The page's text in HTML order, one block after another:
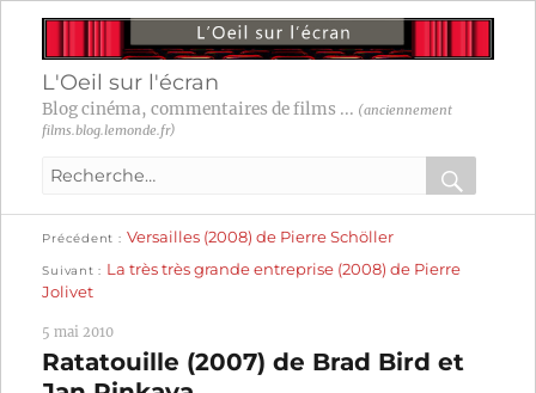
L'Oeil sur l'écran
Blog cinéma, commentaires de films ... (anciennement
films.blog.lemonde.fr)
Recherche
:
OK
Navigation
de
l’article
Précédent
précédente :
Versailles (2008) de Pierre Schöller
Suivant
suivante :
La très très grande entreprise (2008) de Pierre
Jolivet
5 mai 2010
Ratatouille (2007) de Brad Bird et